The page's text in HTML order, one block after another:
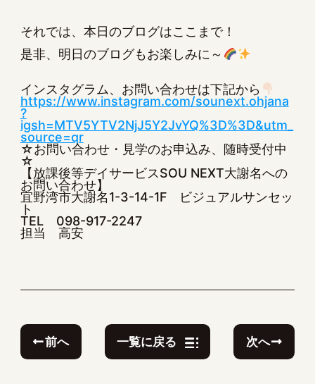
それでは、本日のブログはここまで！
是非、明日のブログもお楽しみに～
インスタグラム、お問い合わせは下記から
https://www.instagram.com/sounext.ohjana
?
igsh=MTV5YTV2NjJ5Y2JvYQ%3D%3D&utm_
source=qr
☆お問い合わせ・見学のお申込み、随時受付中
☆
【放課後等デイサービスSOU NEXT大謝名への
お問い合わせ】
宜野湾市大謝名1-3-14-1F ビジュアルサンセッ
ト
TEL 098-917-2247
担当 高安
前へ 一覧に戻る 次へ